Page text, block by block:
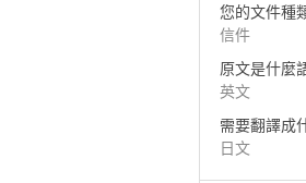
您的文件種
信件
原文是什麼
英文
需要翻譯成
日文